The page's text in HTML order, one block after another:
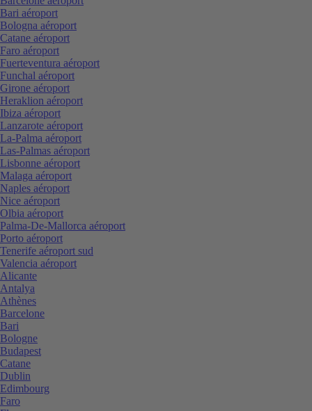
Bari aéroport
Bologna aéroport
Catane aéroport
Faro aéroport
Fuerteventura aéroport
Funchal aéroport
Girone aéroport
Heraklion aéroport
Ibiza aéroport
Lanzarote aéroport
La-Palma aéroport
Las-Palmas aéroport
Lisbonne aéroport
Malaga aéroport
Naples aéroport
Nice aéroport
Olbia aéroport
Palma-De-Mallorca aéroport
Porto aéroport
Tenerife aéroport sud
Valencia aéroport
Alicante
Antalya
Athènes
Barcelone
Bari
Bologne
Budapest
Catane
Dublin
Edimbourg
Faro